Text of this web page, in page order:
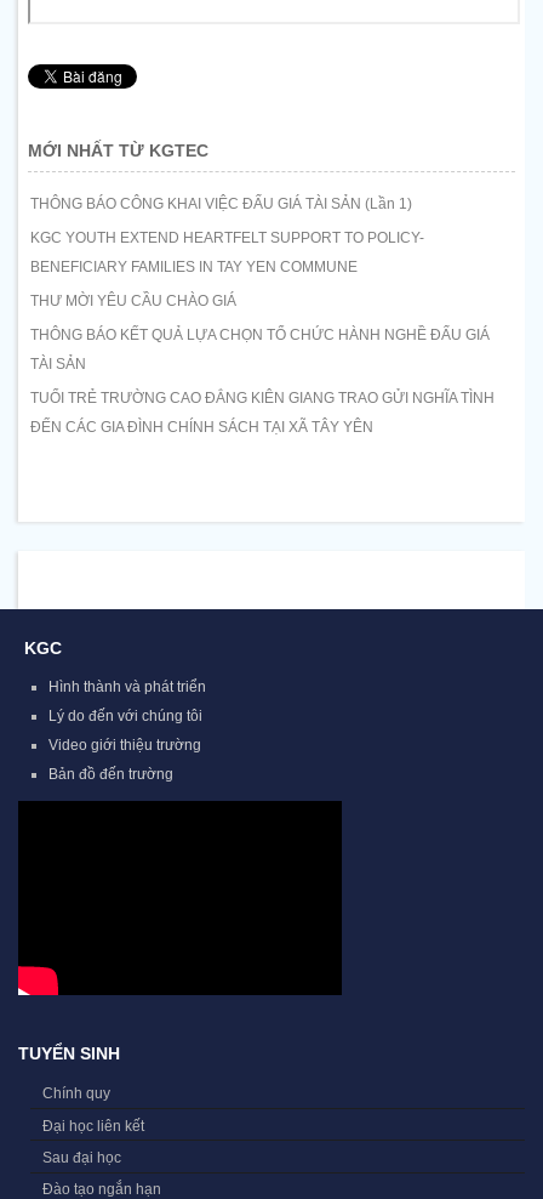
MỚI NHẤT TỪ KGTEC
THÔNG BÁO CÔNG KHAI VIỆC ĐẤU GIÁ TÀI SẢN (Lần 1)
KGC YOUTH EXTEND HEARTFELT SUPPORT TO POLICY-
BENEFICIARY FAMILIES IN TAY YEN COMMUNE
THƯ MỜI YÊU CẦU CHÀO GIÁ
THÔNG BÁO KẾT QUẢ LỰA CHỌN TỔ CHỨC HÀNH NGHỀ ĐẤU GIÁ
TÀI SẢN
TUỔI TRẺ TRƯỜNG CAO ĐẲNG KIÊN GIANG TRAO GỬI NGHĨA TÌNH
ĐẾN CÁC GIA ĐÌNH CHÍNH SÁCH TẠI XÃ TÂY YÊN
KGC
Hình thành và phát triển
Lý do đến với chúng tôi
Video giới thiệu trường
Bản đồ đến trường
TUYỂN SINH
Chính quy
Đại học liên kết
Sau đại học
Đào tạo ngắn hạn